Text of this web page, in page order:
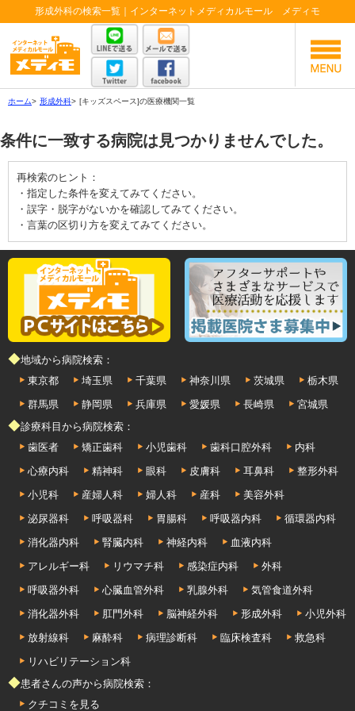
形成外科の検索一覧｜インターネットメディカルモール メディモ
ホーム> 形成外科> [キッズスペース]の医療機関一覧
条件に一致する病院は見つかりませんでした。
再検索のヒント：
・指定した条件を変えてみてください。
・誤字・脱字がないかを確認してみてください。
・言葉の区切り方を変えてみてください。
◆地域から病院検索：
東京都
埼玉県 千葉県 神奈川県 茨城県
栃木県
群馬県
静岡県 兵庫県 愛媛県 長崎県
宮城県
◆診療科目から病院検索：
歯医者
矯正歯科 小児歯科 歯科口腔外科
内科
心療内科
精神科 眼科 皮膚科 耳鼻科
整形外科
小児科
産婦人科 婦人科 産科
美容外科
泌尿器科
呼吸器科 胃腸科 呼吸器内科
循環器内科
消化器内科
腎臓内科 神経内科
血液内科
アレルギー科
リウマチ科 感染症内科
外科
呼吸器外科
心臓血管外科 乳腺外科
気管食道外科
消化器外科
肛門外科 脳神経外科 形成外科
小児外科
放射線科
麻酔科 病理診断科 臨床検査科
救急科
リハビリテーション科
◆患者さんの声から病院検索：
クチコミを見る